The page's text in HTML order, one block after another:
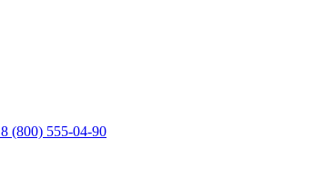
8 (800) 555-04-90